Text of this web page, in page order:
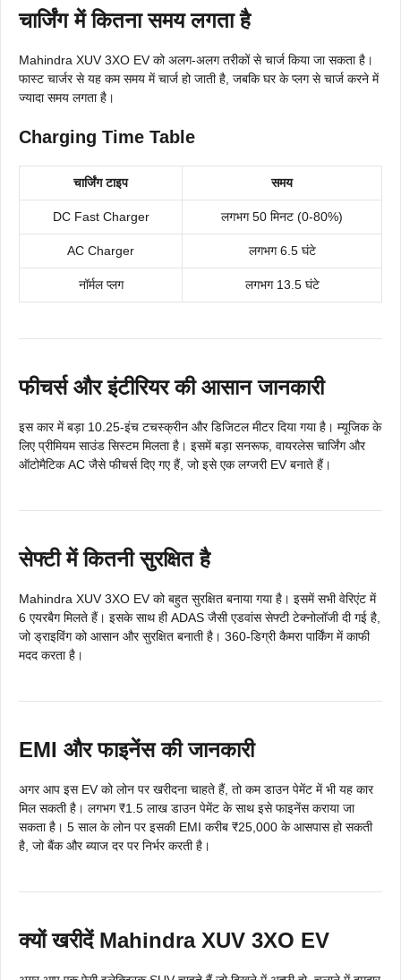
चार्जिंग में कितना समय लगता है
Mahindra XUV 3XO EV को अलग-अलग तरीकों से चार्ज किया जा सकता है।
फास्ट चार्जर से यह कम समय में चार्ज हो जाती है, जबकि घर के प्लग से चार्ज करने में
ज्यादा समय लगता है।
Charging Time Table
चार्जिंग टाइप समय
DC Fast Charger लगभग 50 मिनट (0-80%)
AC Charger लगभग 6.5 घंटे
नॉर्मल प्लग लगभग 13.5 घंटे
फीचर्स और इंटीरियर की आसान जानकारी
इस कार में बड़ा 10.25-इंच टचस्क्रीन और डिजिटल मीटर दिया गया है। म्यूजिक के
लिए प्रीमियम साउंड सिस्टम मिलता है। इसमें बड़ा सनरूफ, वायरलेस चार्जिंग और
ऑटोमैटिक AC जैसे फीचर्स दिए गए हैं, जो इसे एक लग्जरी EV बनाते हैं।
सेफ्टी में कितनी सुरक्षित है
Mahindra XUV 3XO EV को बहुत सुरक्षित बनाया गया है। इसमें सभी वेरिएंट में
6 एयरबैग मिलते हैं। इसके साथ ही ADAS जैसी एडवांस सेफ्टी टेक्नोलॉजी दी गई है,
जो ड्राइविंग को आसान और सुरक्षित बनाती है। 360-डिग्री कैमरा पार्किंग में काफी
मदद करता है।
EMI और फाइनेंस की जानकारी
अगर आप इस EV को लोन पर खरीदना चाहते हैं, तो कम डाउन पेमेंट में भी यह कार
मिल सकती है। लगभग ₹1.5 लाख डाउन पेमेंट के साथ इसे फाइनेंस कराया जा
सकता है। 5 साल के लोन पर इसकी EMI करीब ₹25,000 के आसपास हो सकती
है, जो बैंक और ब्याज दर पर निर्भर करती है।
क्यों खरीदें Mahindra XUV 3XO EV